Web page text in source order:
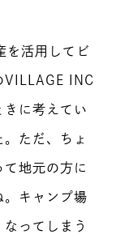
を活用してビ
VILLAGE INC
きに考えてい
ただ、ちょ
地元の方に
。キャンプ場
ってしまう